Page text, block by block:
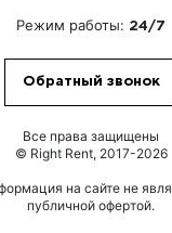
Режим работы: 24/7
Обратный звонок
Все права защищены
© Right Rent, 2017-2026
на сайте не
публичной офертой.